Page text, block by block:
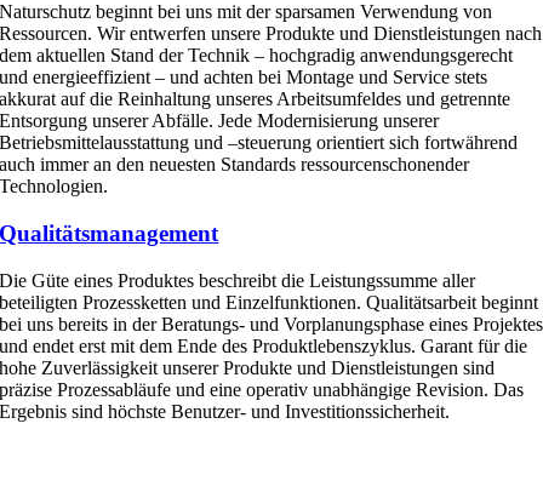
Naturschutz beginnt bei uns mit der sparsamen Verwendung von
Ressourcen. Wir entwerfen unsere Produkte und Dienstleistungen nach
dem aktuellen Stand der Technik – hochgradig anwendungsgerecht
und energieeffizient – und achten bei Montage und Service stets
akkurat auf die Reinhaltung unseres Arbeitsumfeldes und getrennte
Entsorgung unserer Abfälle. Jede Modernisierung unserer
Betriebsmittelausstattung und –steuerung orientiert sich fortwährend
auch immer an den neuesten Standards ressourcenschonender
Technologien.
Qualitätsmanagement
Die Güte eines Produktes beschreibt die Leistungssumme aller
beteiligten Prozessketten und Einzelfunktionen. Qualitätsarbeit beginnt
bei uns bereits in der Beratungs- und Vorplanungsphase eines Projektes
und endet erst mit dem Ende des Produktlebenszyklus. Garant für die
hohe Zuverlässigkeit unserer Produkte und Dienstleistungen sind
präzise Prozessabläufe und eine operativ unabhängige Revision. Das
Ergebnis sind höchste Benutzer- und Investitionssicherheit.